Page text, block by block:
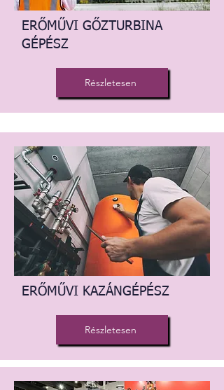
ERŐMŰVI GŐZTURBINA
GÉPÉSZ
Részletesen
ERŐMŰVI KAZÁNGÉPÉSZ
Részletesen